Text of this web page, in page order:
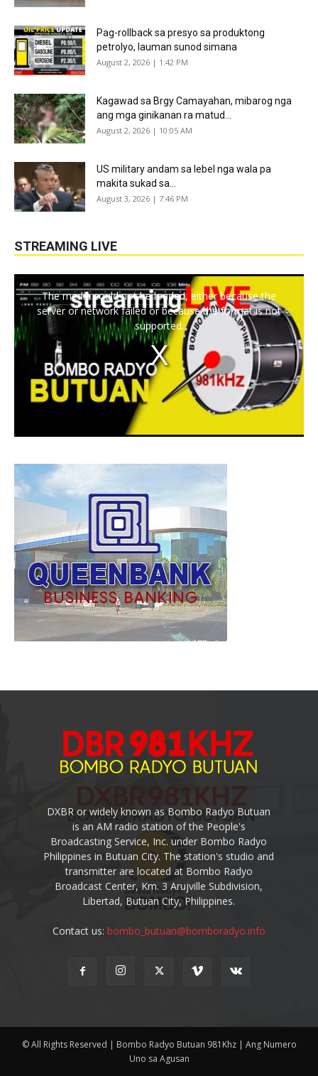
Pag-rollback sa presyo sa produktong
petrolyo, lauman sunod simana
August 2, 2026 | 1:42 PM
Kagawad sa Brgy Camayahan, mibarog nga
ang mga ginikanan ra matud...
August 2, 2026 | 10:05 AM
US military andam sa lebel nga wala pa
makita sukad sa...
August 3, 2026 | 7:46 PM
STREAMING LIVE
The media could not be loaded, either because the
server or network failed or because the format is not
supported.
DXBR or widely known as Bombo Radyo Butuan
is an AM radio station of the People's
Broadcasting Service, Inc. under Bombo Radyo
Philippines in Butuan City. The station's studio and
transmitter are located at Bombo Radyo
Broadcast Center, Km. 3 Arujville Subdivision,
Libertad, Butuan City, Philippines.
Contact us: bombo_butuan@bomboradyo.info
© All Rights Reserved | Bombo Radyo Butuan 981Khz | Ang Numero
Uno sa Agusan